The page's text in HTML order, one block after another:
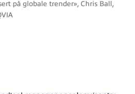
på globale trender», Chris Ball,